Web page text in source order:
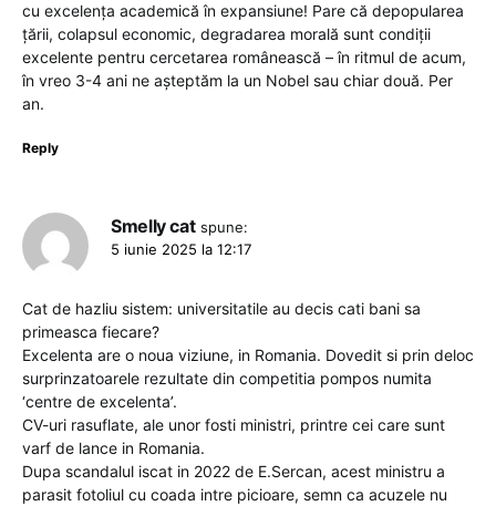
cu excelența academică în expansiune! Pare că depopularea
țării, colapsul economic, degradarea morală sunt condiții
excelente pentru cercetarea românească – în ritmul de acum,
în vreo 3-4 ani ne așteptăm la un Nobel sau chiar două. Per
an.
Reply
Smelly cat spune:
5 iunie 2025 la 12:17
Cat de hazliu sistem: universitatile au decis cati bani sa
primeasca fiecare?
Excelenta are o noua viziune, in Romania. Dovedit si prin deloc
surprinzatoarele rezultate din competitia pompos numita
‘centre de excelenta’.
CV-uri rasuflate, ale unor fosti ministri, printre cei care sunt
varf de lance in Romania.
Dupa scandalul iscat in 2022 de E.Sercan, acest ministru a
parasit fotoliul cu coada intre picioare, semn ca acuzele nu